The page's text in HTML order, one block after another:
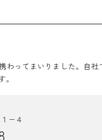
ってまいりました。自
−４